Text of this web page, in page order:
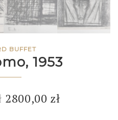
BUFFET
1953
2800,00 zł